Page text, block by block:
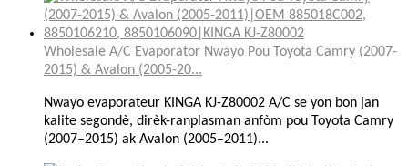
Wholesale A/C Evaporator Nwayo Pou Toyota Camry (2007-
2015) & Avalon (2005-20...
Nwayo evaporateur KINGA KJ-Z80002 A/C se yon bon jan
kalite segondè, dirèk-ranplasman anfòm pou Toyota Camry
(2007–2015) ak Avalon (2005–2011)...